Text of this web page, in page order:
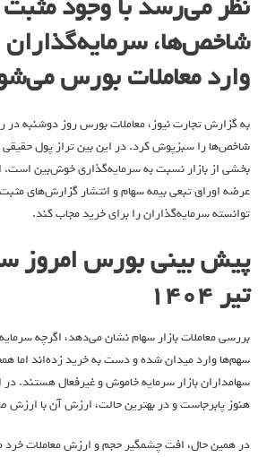
شاخص‌ها، سرمایه‌گذاران
وارد معاملات بورس
به گزارشتجارت نیوز، معاملات بورس روز دوشنبه
شاخص‌ها را سبزپوش کرد. در این بین تراز پول حقیقی
بخشی از بازار نسبت به سرمایه‌گذاری خوش‌بین است.
عرضه اوراق تبعی بیمه سهام و انتشار گزارش‌های
توانسته سرمایه‌گذاران را برای خرید مجاب کند.
تیر 1404
بررسی معاملات بازار سهام نشان می‌دهد، اگرچه
سهم‌ها وارد میدان شده و دست به خرید زده‌اند اما
سهامداران بازار سرمایه خاموش و غیرفعال هستند.
هنوز پابرجاست و در بهترین حالت، ارزش آن با ارزش
در همین حال، افت چشمگیر حجم و ارزش معاملات خرد